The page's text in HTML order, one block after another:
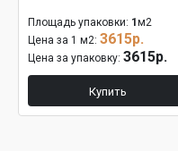
Площадь упаковки: 1 м2
Цена за 1 м2: 3615р.
Цена за упаковку: 3615р.
Купить